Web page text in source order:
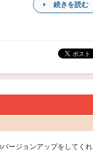
続きを読む
ージョンアップをしてくれ